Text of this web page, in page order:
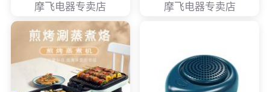
摩飞电器专卖店 摩飞电器专卖店